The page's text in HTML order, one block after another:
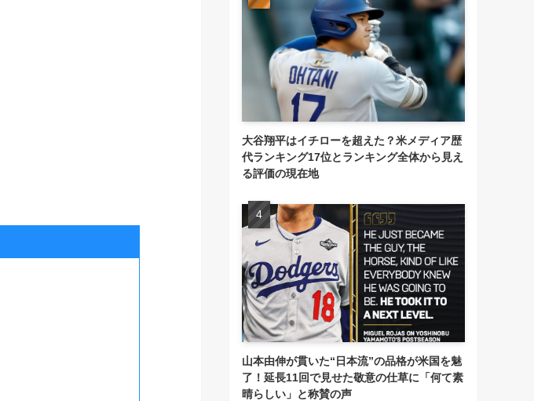
大谷翔平はイチローを超えた？米メディア歴
代ランキング17位とランキング全体から見え
る評価の現在地
山本由伸が貫いた“日本流”の品格が米国を魅
了！延長11回で見せた敬意の仕草に「何て素
晴らしい」と称賛の声